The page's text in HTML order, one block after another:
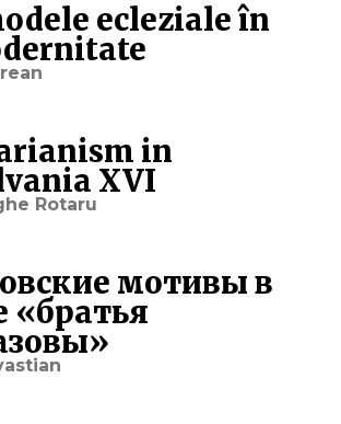
ecleziale în
in
XVI
Rotaru
мотивы в
«братья